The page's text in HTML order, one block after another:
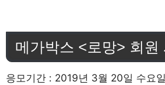
메가박스 <로망> 회원
응모기간 : 2019년 3월 20일 수요